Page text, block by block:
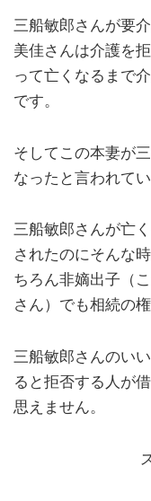
三船敏郎さんが要
美佳さんは介護を
って亡くなるまで
です。
そしてこの本妻が
なったと言われてい
三船敏郎さんが亡
されたのにそんな
ちろん非嫡出子（
さん）でも相続の
三船敏郎さんのい
ると拒否する人が
思えません。